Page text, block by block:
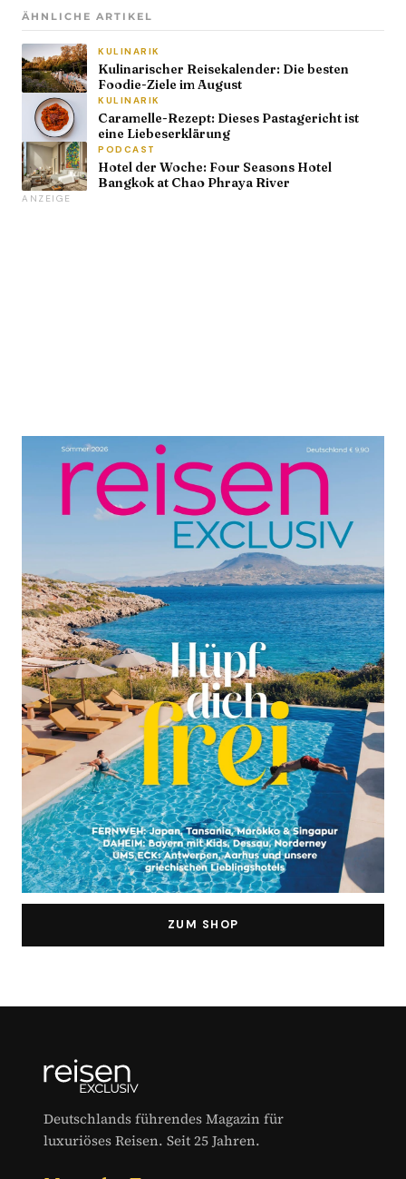
KULINARIK
Kulinarischer Reisekalender: Die besten
Foodie-Ziele im August
KULINARIK
Caramelle-Rezept: Dieses Pastagericht ist
eine Liebeserklärung
PODCAST
Hotel der Woche: Four Seasons Hotel
Bangkok at Chao Phraya River
Deutschlands führendes Magazin für
luxuriöses Reisen. Seit 25 Jahren.